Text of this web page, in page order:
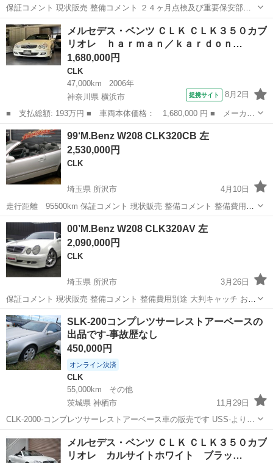
保証コメント 現状販売 整備コメント ２４ヶ月点検及び重要保安部品
等の交換、消耗品等も全て含みます 《内外装の補修等は含みませんの
で、詳しくはお問い合わせ下さい》 大判キャッチ お薦め車両！最終モ
デル・記録簿・社外１９イ...
栃木 佐野市
メルセデス・ベンツ ＣＬＫ ＣＬＫ３５０カブ
リオレ ｈａｒｍａｎ／ｋａｒｄｏｎ…
1,680,000円
CLK
47,000km
2006年
神奈川県 横浜市
提携サイト 8月2日
■ 支払総額: 193万円 ■ 車両本体価格： 1,680,000 円 ■ メーカー
名： メルセデス・ベンツ ■ 車種名： ＣＬＫ ■ グレード名：
ＣＬＫ３５０カブリオレ ｈａｒｍａｎ／ｋａｒｄｏｎ １オーナー
車 ユーザ...
神奈川 横浜市
99‘M.Benz W208 CLK320CB 左
2,530,000円
CLK
埼玉県 所沢市
4月10日
走行距離 95500km 保証コメント 現状販売 整備コメント 整備費用別
途 大判キャッチ お買得車両！社外１８ＡＷ 付加文 １９９９年モデル埼玉 所沢市
00’M.Benz W208 CLK320AV 左
2,090,000円
CLK
埼玉県 所沢市
3月26日
保証コメント 現状販売 整備コメント 整備費用別途 大判キャッチ お買
い車両！ローダウン・フルエアロ・社外１８インチ 付加文 ２０００年
モデル☆ディーラー車・左ハンドル <<その他基本情報>> 車台番号
WD...
埼玉 所沢市 左ハンドル
SLK-200コンプレツサーレストアーベースの
出品です-事故歴なし
450,000円
オンライン決済
CLK
55,000km
その他
茨城県 神栖市
11月29日
CLK-2000-コンプレツサーレストアーベース車の販売です USS-より購
入の車です永いストツクで程度はあまりよくありません 標示価格は現
状価格ですがレストアーリペアーも引き受け致しますので相談くださ
い メルセデ...
茨城 神栖市
メルセデス・ベンツ ＣＬＫ ＣＬＫ３５０カブ
リオレ カルサイトホワイト ブラッ…